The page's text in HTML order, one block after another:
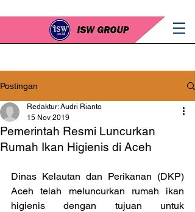
Postingan
Pemerintah Resmi Luncurkan
Rumah Ikan Higienis di Aceh
Redaktur: Audri Rianto
15 Nov 2019
Dinas Kelautan dan Perikanan (DKP)
Aceh telah meluncurkan rumah ikan
higienis dengan tujuan untuk